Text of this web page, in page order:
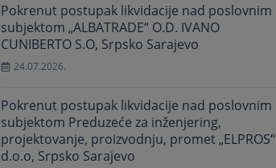
Pokrenut postupak likvidacije nad poslovnim
subjektom „ALBATRADE“ O.D. IVANO
CUNIBERTO S.O, Srpsko Sarajevo
24.07.2026.
Pokrenut postupak likvidacije nad poslovnim
subjektom Preduzeće za inženjering,
projektovanje, proizvodnju, promet „ELPROS“
d.o.o, Srpsko Sarajevo